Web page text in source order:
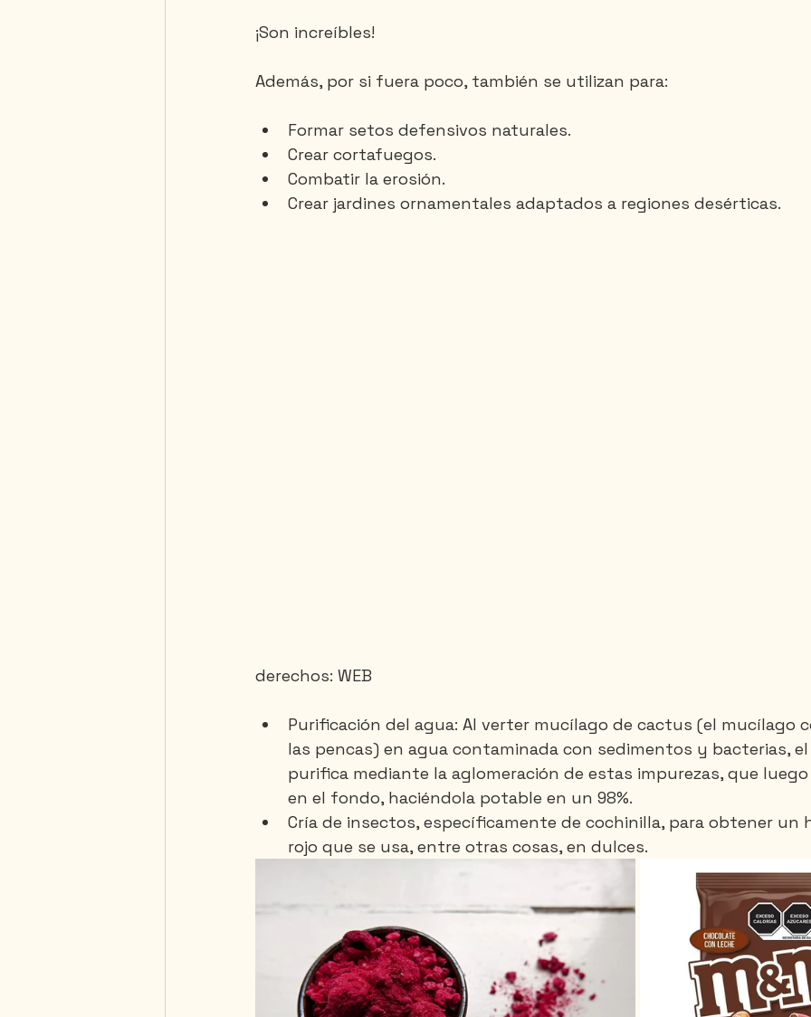
¡Son increíbles!
Además, por si fuera poco, también se utilizan para:
Formar setos defensivos naturales.
Crear cortafuegos.
Combatir la erosión.
Crear jardines ornamentales adaptados a regiones desérticas.
derechos: WEB
Purificación del agua: Al verter mucílago de cactus (el mucílago
las pencas) en agua contaminada con sedimentos y bacterias, el
purifica mediante la aglomeración de estas impurezas, que
en el fondo, haciéndola potable en un 98%.
Cría de insectos, específicamente de cochinilla, para obtener un
rojo que se usa, entre otras cosas, en dulces.